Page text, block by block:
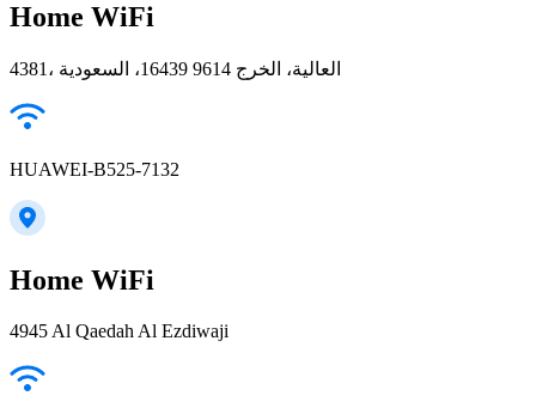
Home WiFi
4381، العالية، الخرج 16439 9614، السعودية
HUAWEI-B525-7132
Home WiFi
4945 Al Qaedah Al Ezdiwaji